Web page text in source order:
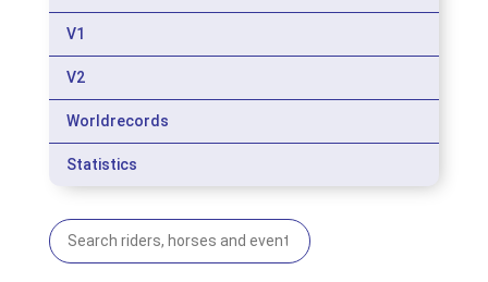
V1
V2
Worldrecords
Statistics